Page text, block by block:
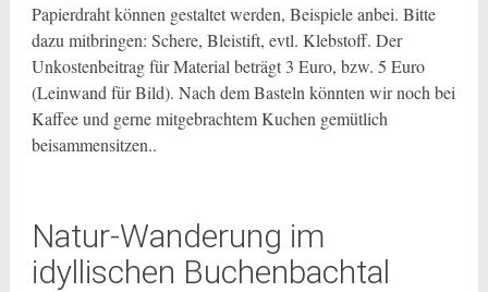
Papierdraht können gestaltet werden, Beispiele anbei. Bitte
dazu mitbringen: Schere, Bleistift, evtl. Klebstoff. Der
Unkostenbeitrag für Material beträgt 3 Euro, bzw. 5 Euro
(Leinwand für Bild). Nach dem Basteln könnten wir noch bei
Kaffee und gerne mitgebrachtem Kuchen gemütlich
beisammensitzen..
Natur-Wanderung im
idyllischen Buchenbachtal